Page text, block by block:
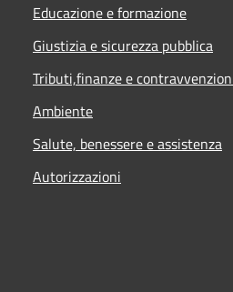
Educazione e formazione
Giustizia e sicurezza pubblica
Tributi,finanze e
Ambiente
Salute, benessere e assistenza
Autorizzazioni